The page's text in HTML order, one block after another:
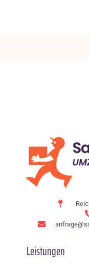
Leistungen